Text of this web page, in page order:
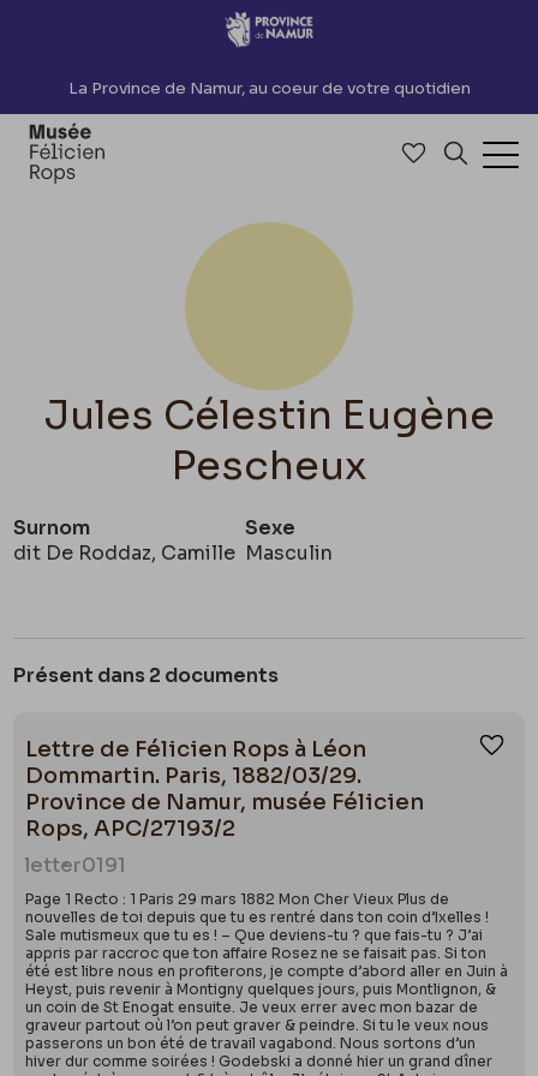
Accèder directement au contenu
La Province de Namur, au coeur de votre quotidien
Accéder à
Jules Célestin Eugène
Pescheux
Surnom
dit De Roddaz, Camille
Sexe
Masculin
Présent dans 2 documents
Lettre de Félicien Rops à Léon
Dommartin. Paris, 1882/03/29.
Province de Namur, musée Félicien
Rops, APC/27193/2
letter0191
Page 1 Recto : 1 Paris 29 mars 1882 Mon Cher Vieux Plus de
nouvelles de toi depuis que tu es rentré dans ton coin d’Ixelles !
Sale mutismeux que tu es ! – Que deviens-tu ? que fais-tu ? J’ai
appris par raccroc que ton affaire Rosez ne se faisait pas. Si ton
été est libre nous en profiterons, je compte d’abord aller en Juin à
Heyst, puis revenir à Montigny quelques jours, puis Montlignon, &
un coin de St Enogat ensuite. Je veux errer avec mon bazar de
graveur partout où l’on peut graver & peindre. Si tu le veux nous
passerons un bon été de travail vagabond. Nous sortons d’un
hiver dur comme soirées ! Godebski a donné hier un grand dîner